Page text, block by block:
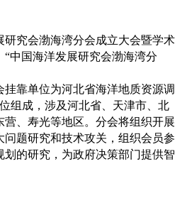
究会渤海湾分会成立大会暨学术
中国海洋发展研究会渤海湾分
靠单位为河北省海洋地质资源调
组成，涉及河北省、天津市、北
、寿光等地区。分会将组织开展
题研究和技术攻关，组织会员参
的研究，为政府决策部门提供智